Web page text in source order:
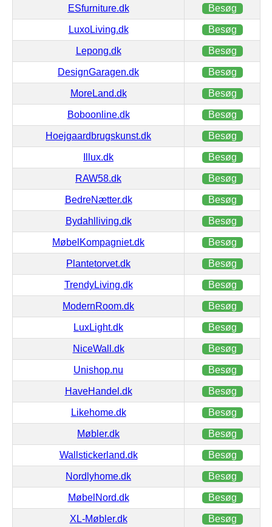
ESfurniture.dk Besøg
LuxoLiving.dk Besøg
Lepong.dk Besøg
DesignGaragen.dk Besøg
MoreLand.dk Besøg
Boboonline.dk Besøg
Hoejgaardbrugskunst.dk Besøg
Illux.dk Besøg
RAW58.dk Besøg
BedreNætter.dk Besøg
Bydahlliving.dk Besøg
MøbelKompagniet.dk Besøg
Plantetorvet.dk Besøg
TrendyLiving.dk Besøg
ModernRoom.dk Besøg
LuxLight.dk Besøg
NiceWall.dk Besøg
Unishop.nu Besøg
HaveHandel.dk Besøg
Likehome.dk Besøg
Møbler.dk Besøg
Wallstickerland.dk Besøg
Nordlyhome.dk Besøg
MøbelNord.dk Besøg
XL-Møbler.dk Besøg